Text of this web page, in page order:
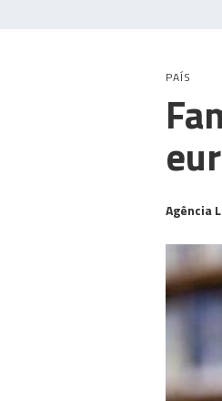
PAÍS
Agência